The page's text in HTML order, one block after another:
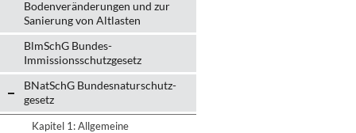
Bodenveränderungen und zur
Sanierung von Altlasten
BlmSchG Bundes-
Immissionsschutz­gesetz
BNatSchG Bundesnaturschutz-
gesetz
Kapitel 1: Allgemeine